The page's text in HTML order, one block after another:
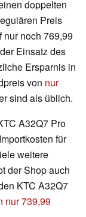
doppelten
Preis
nur noch 769,99
Einsatz des
Ersparnis in
von nur
sind als üblich.
A32Q7 Pro
für
weitere
der Shop auch
KTC A32Q7
nur 739,99